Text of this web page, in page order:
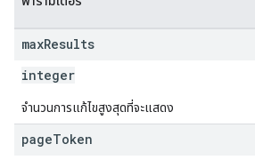
maxResults
integer
จำนวนการแก้ไขสูงสุดที่จะแสดง
pageToken